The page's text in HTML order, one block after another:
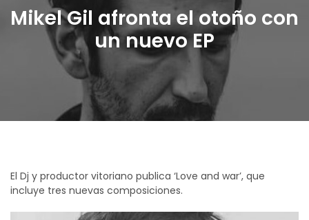
Mikel Gil afronta el otoño con
un nuevo EP
El Dj y productor vitoriano publica ‘Love and war’, que
incluye tres nuevas composiciones.